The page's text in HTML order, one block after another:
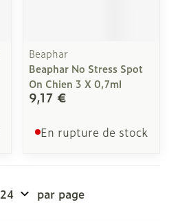
Beaphar
Beaphar No Stress Spot
On Chien 3 X 0,7ml
9,17 €
En rupture de stock
par page